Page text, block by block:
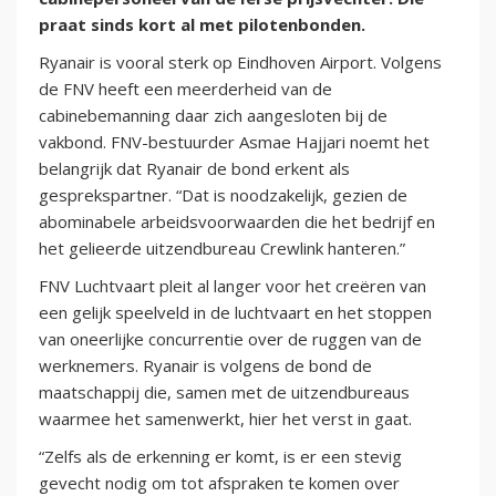
praat sinds kort al met pilotenbonden.
Ryanair is vooral sterk op Eindhoven Airport. Volgens
de FNV heeft een meerderheid van de
cabinebemanning daar zich aangesloten bij de
vakbond. FNV-bestuurder Asmae Hajjari noemt het
belangrijk dat Ryanair de bond erkent als
gesprekspartner. “Dat is noodzakelijk, gezien de
abominabele arbeidsvoorwaarden die het bedrijf en
het gelieerde uitzendbureau Crewlink hanteren.”
FNV Luchtvaart pleit al langer voor het creëren van
een gelijk speelveld in de luchtvaart en het stoppen
van oneerlijke concurrentie over de ruggen van de
werknemers. Ryanair is volgens de bond de
maatschappij die, samen met de uitzendbureaus
waarmee het samenwerkt, hier het verst in gaat.
“Zelfs als de erkenning er komt, is er een stevig
gevecht nodig om tot afspraken te komen over